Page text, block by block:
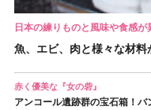
日本の練りものと風味や食感が
魚、エビ、肉と様々な材
赤く優美な『女の砦』
アンコール遺跡群の宝石箱！